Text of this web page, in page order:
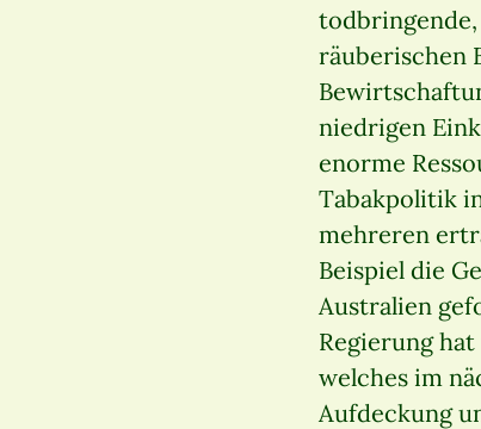
räuberischen
niedrigen
enorme
Tabakpolitik
mehreren
Beispiel die
Australien
Regierung
welches im
Aufdeckung